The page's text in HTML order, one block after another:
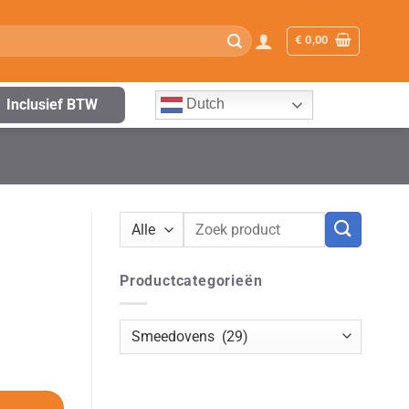
€ 0,00
Inclusief BTW Dutch
Zoeken
Productcategorieën